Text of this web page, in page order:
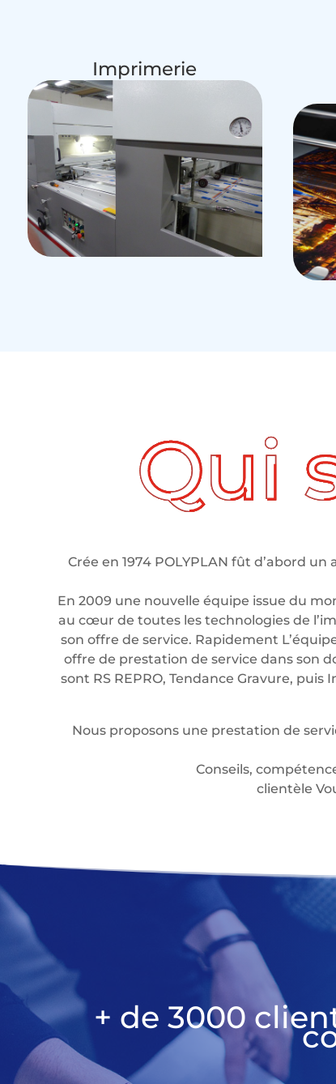
Imprimerie
Crée en 1974 POLYPLAN fût d’abord
En 2009 une nouvelle équipe issue du
au cœur de toutes les technologies de
son offre de service. Rapidement
offre de prestation de service dans son
sont RS REPRO, Tendance Gravure,
Nous proposons une prestation de
Conseils,
clientèle
+ de 3000